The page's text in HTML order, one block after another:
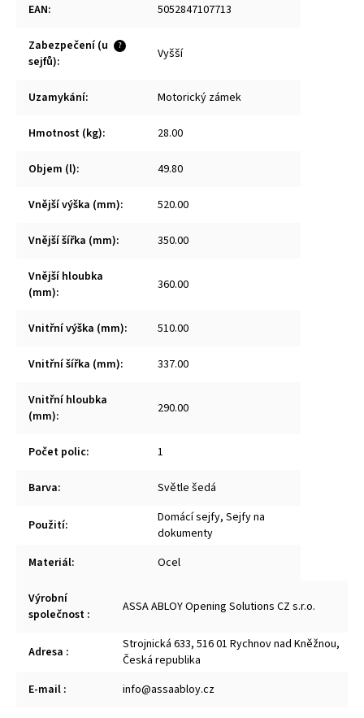
EAN: 5052847107713
?
Zabezpečení (u
sejfů): Vyšší
Uzamykání: Motorický zámek
Hmotnost (kg): 28.00
Objem (l): 49.80
Vnější výška (mm): 520.00
Vnější šířka (mm): 350.00
Vnější hloubka
(mm): 360.00
Vnitřní výška (mm): 510.00
Vnitřní šířka (mm): 337.00
Vnitřní hloubka
(mm): 290.00
Počet polic: 1
Barva: Světle šedá
Použití:
Domácí sejfy, Sejfy na
dokumenty
Materiál: Ocel
Výrobní
společnost : ASSA ABLOY Opening Solutions CZ s.r.o.
Adresa :
Strojnická 633, 516 01 Rychnov nad Kněžnou,
Česká republika
E-mail : info@assaabloy.cz